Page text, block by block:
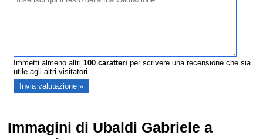
Immetti almeno altri100 caratteri per scrivere una recensione che sia
utile agli altri visitatori.
Immagini di Ubaldi Gabriele a